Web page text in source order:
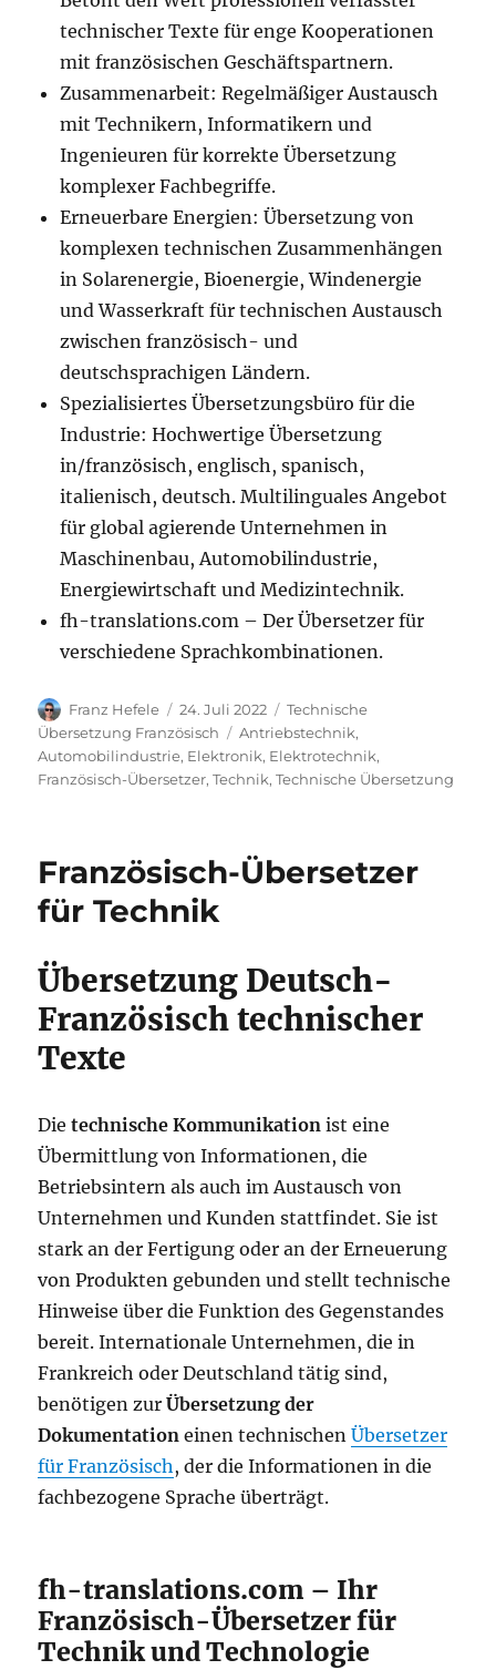
technischer Texte für enge Kooperationen
mit französischen Geschäftspartnern.
Zusammenarbeit: Regelmäßiger Austausch
mit Technikern, Informatikern und
Ingenieuren für korrekte Übersetzung
komplexer Fachbegriffe.
Erneuerbare Energien: Übersetzung von
komplexen technischen Zusammenhängen
in Solarenergie, Bioenergie, Windenergie
und Wasserkraft für technischen Austausch
zwischen französisch- und
deutschsprachigen Ländern.
Spezialisiertes Übersetzungsbüro für die
Industrie: Hochwertige Übersetzung
in/französisch, englisch, spanisch,
italienisch, deutsch. Multilinguales Angebot
für global agierende Unternehmen in
Maschinenbau, Automobilindustrie,
Energiewirtschaft und Medizintechnik.
fh-translations.com – Der Übersetzer für
verschiedene Sprachkombinationen.
Autor
Franz Hefele
Veröffentlicht
am
24. Juli 2022 Kategorien
Technische
Übersetzung Französisch
Schlagwörter
Antriebstechnik,
Automobilindustrie, Elektronik, Elektrotechnik,
Französisch-Übersetzer,Technik,Technische Übersetzung
Französisch-Übersetzer
für Technik
Übersetzung Deutsch-
Französisch technischer
Texte
Dietechnische Kommunikation ist eine
Übermittlung von Informationen, die
Betriebsintern als auch im Austausch von
Unternehmen und Kunden stattfindet. Sie ist
stark an der Fertigung oder an der Erneuerung
von Produkten gebunden und stellt technische
Hinweise über die Funktion des Gegenstandes
bereit. Internationale Unternehmen, die in
Frankreich oder Deutschland tätig sind,
benötigen zurÜbersetzung der
Dokumentation einen technischenÜbersetzer
für Französisch, der die Informationen in die
fachbezogene Sprache überträgt.
fh-translations.com – Ihr
Französisch-Übersetzer für
Technik und Technologie